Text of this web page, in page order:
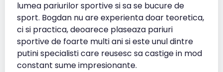
lumea pariurilor sportive si sa se bucure de
sport. Bogdan nu are experienta doar teoretica,
ci si practica, deoarece plaseaza pariuri
sportive de foarte multi ani si este unul dintre
putini specialisti care reusesc sa castige in mod
constant sume impresionante.